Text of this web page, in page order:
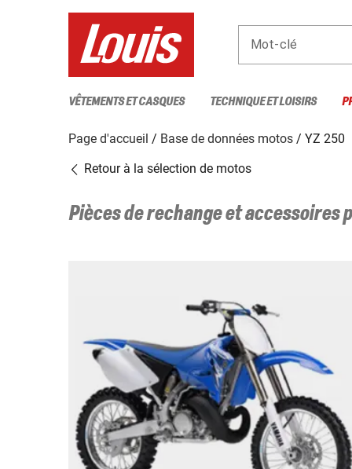
Mot-clé
VÊTEMENTS ET CASQUES TECHNIQUE ET LOISIRS
Page d'accueil Base de données motos
YZ 250
Retour à la sélection de motos
Pièces de rechange et accessoires